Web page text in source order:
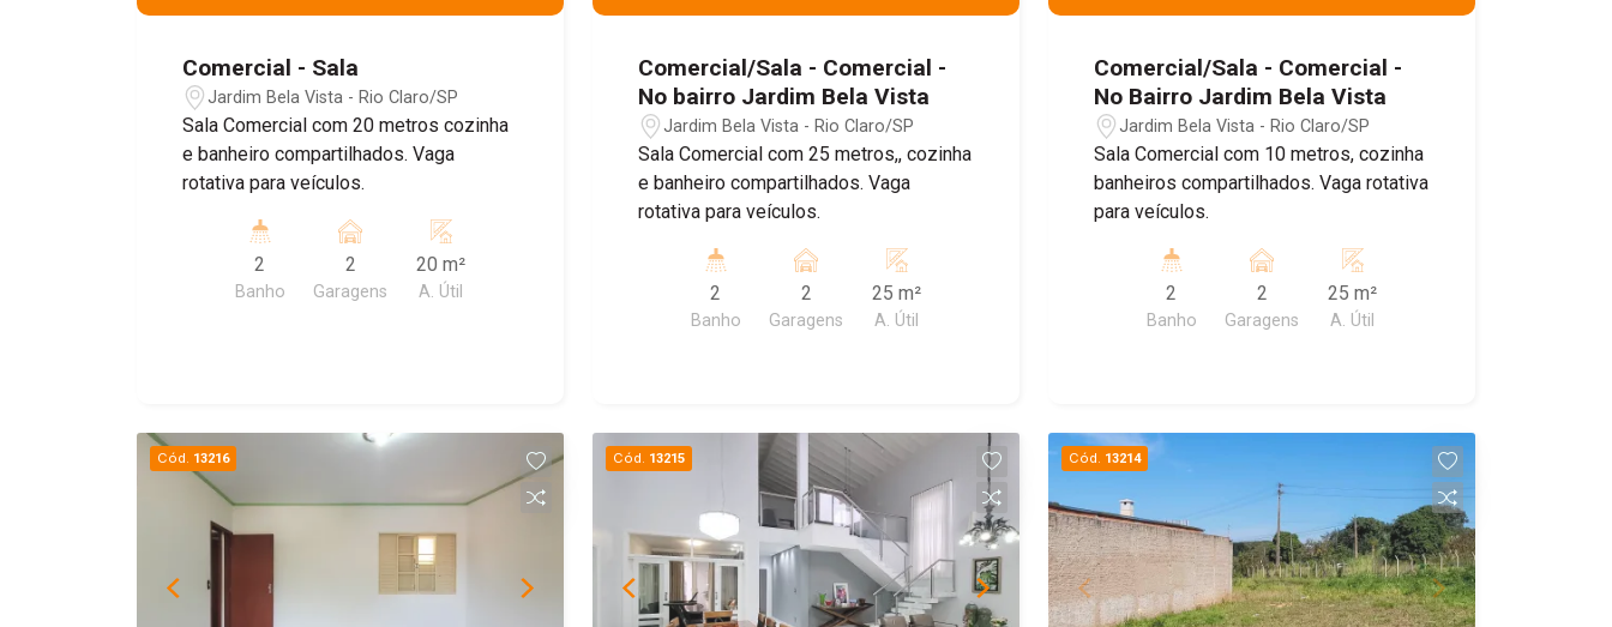
Comercial - Sala
Jardim Bela Vista - Rio Claro/SP
Sala Comercial com 20 metros cozinha
e banheiro compartilhados. Vaga
rotativa para veículos.
2
Banho
2
Garagens
20 m²
A. Útil
Comercial/Sala - Comercial -
No bairro Jardim Bela Vista
Jardim Bela Vista - Rio Claro/SP
Sala Comercial com 25 metros,, cozinha
e banheiro compartilhados. Vaga
rotativa para veículos.
2
Banho
2
Garagens
25 m²
A. Útil
Comercial/Sala - Comercial -
No Bairro Jardim Bela Vista
Jardim Bela Vista - Rio Claro/SP
Sala Comercial com 10 metros, cozinha
banheiros compartilhados. Vaga rotativa
para veículos.
2
Banho
2
Garagens
25 m²
A. Útil
Cód. 13216 Cód. 13215 Cód. 13214